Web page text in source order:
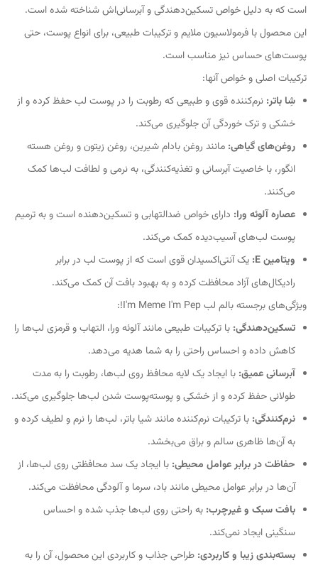
است که به دلیل خواص تسکین‌دهندگی و آبرسانی‌اش شناخته شده است.
این محصول با فرمولاسیون ملایم و ترکیبات طبیعی، برای انواع پوست، حتی
پوست‌های حساس نیز مناسب است.
ترکیبات اصلی و خواص آنها:
شِا باتر: نرم‌کننده قوی و طبیعی که رطوبت را در پوست لب حفظ کرده و از
خشکی و ترک خوردگی آن جلوگیری می‌کند.
روغن‌های گیاهی: مانند روغن بادام شیرین، روغن زیتون و روغن هسته
انگور، با خاصیت آبرسانی و تغذیه‌کنندگی، به نرمی و لطافت لب‌ها کمک
می‌کنند.
عصاره آلوئه ورا: دارای خواص ضدالتهابی و تسکین‌دهنده است و به ترمیم
پوست لب‌های آسیب‌دیده کمک می‌کند.
ویتامین E:
یک آنتی‌اکسیدان قوی است که از پوست لب در برابر
رادیکال‌های آزاد محافظت کرده و به بهبود بافت آن کمک می‌کند.
ویژگی‌های برجسته بالم لب I'm Meme I'm Pep!:
تسکین‌دهندگی: با ترکیبات طبیعی مانند آلوئه ورا، التهاب و قرمزی لب‌ها را
کاهش داده و احساس راحتی را به شما هدیه می‌دهد.
آبرسانی عمیق: با ایجاد یک لایه محافظ روی لب‌ها، رطوبت را به مدت
طولانی حفظ کرده و از خشکی و پوسته‌پوست شدن لب‌ها جلوگیری می‌کند.
نرم‌کنندگی: با ترکیبات نرم‌کننده مانند شیا باتر، لب‌ها را نرم و لطیف کرده و
به آن‌ها ظاهری سالم و براق می‌بخشد.
حفاظت در برابر عوامل محیطی: با ایجاد یک سد محافظتی روی لب‌ها، از
آن‌ها در برابر عوامل محیطی مانند باد، سرما و آلودگی محافظت می‌کند.
بافت سبک و غیرچرب: به راحتی روی لب‌ها جذب شده و احساس
سنگینی ایجاد نمی‌کند.
بسته‌بندی زیبا و کاربردی: طراحی جذاب و کاربردی این محصول، آن را به